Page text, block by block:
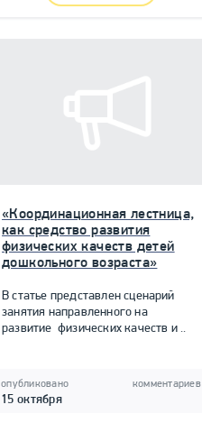
«Координационная лестница,
как средство развития
физических качеств детей
дошкольного возраста»
В статье представлен сценарий
занятия направленного на
развитие физических качеств и ..
опубликовано
15 октября
комментариев